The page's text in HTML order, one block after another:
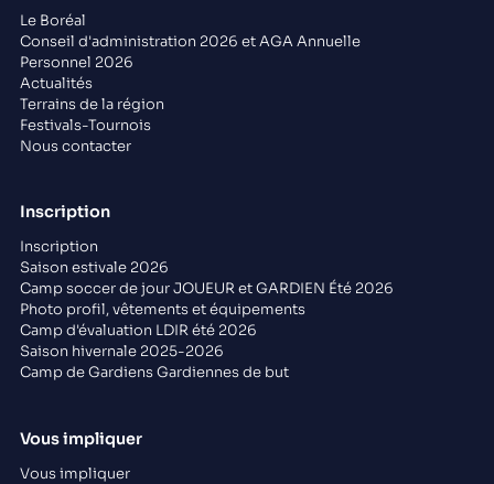
Le Boréal
Conseil d'administration 2026 et AGA Annuelle
Personnel 2026
Actualités
Terrains de la région
Festivals-Tournois
Nous contacter
Inscription
Inscription
Saison estivale 2026
Camp soccer de jour JOUEUR et GARDIEN Été 2026
Photo profil, vêtements et équipements
Camp d'évaluation LDIR été 2026
Saison hivernale 2025-2026
Camp de Gardiens Gardiennes de but
Vous impliquer
Vous impliquer